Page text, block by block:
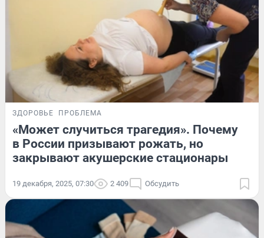
ЗДОРОВЬЕ ПРОБЛЕМА
«Может случиться трагедия». Почему
в России призывают рожать, но
закрывают акушерские стационары
19 декабря, 2025, 07:30 2 409 Обсудить